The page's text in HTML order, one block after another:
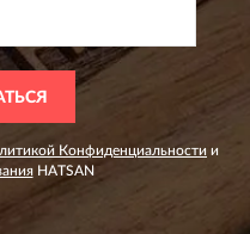
Конфиденциальности и
HATSAN